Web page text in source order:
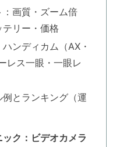
画質・ズーム倍
リー・価格
ンディカム（AX・
レス一眼・一眼レ
とランキング（運
ク：ビデオカメラ